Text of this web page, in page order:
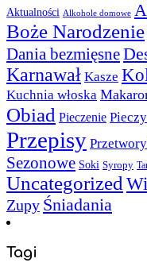
Aktualności Alkohole domowe
Boże Narodzenie
Dania bezmięsne
Karnawał Kasze
Kuchnia włoska
Obiad Pieczenie
Przepisy Przetwory
Sezonowe Soki Syropy
Uncategorized
Zupy Śniadania
Tagi